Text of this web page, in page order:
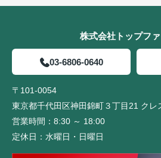
株式会社トップフ
03-6806-0640
〒101-0054
東京都千代田区神田錦町３丁目21 クレ
営業時間： 8:30 ～ 18:00
定休日： 水曜日・日曜日